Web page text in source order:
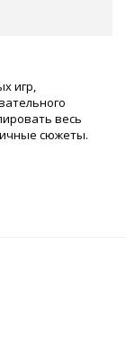
игр,
весь
сюжеты.